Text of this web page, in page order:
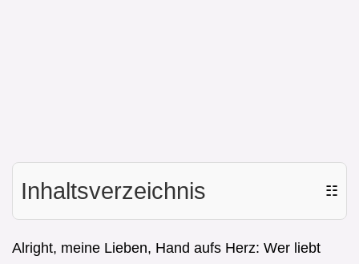
Inhaltsverzeichnis ☷
Alright, meine Lieben, Hand aufs Herz: Wer liebt